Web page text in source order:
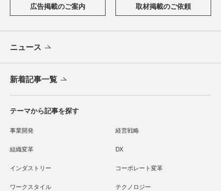
広告掲載のご案内 取材掲載のご依頼
ニュース
新着記事一覧
テーマから記事を探す
事業開発 経営戦略
組織変革 DX
インダストリー コーポレート変革
ワークスタイル テクノロジー